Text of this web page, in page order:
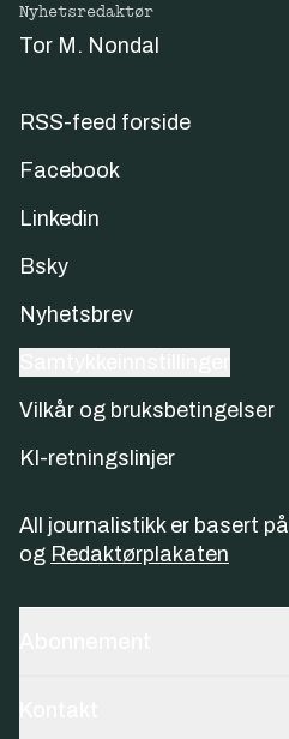
Nyhetsredaktør
Tor M. Nondal
RSS-feed forside
Facebook
Linkedin
Bsky
Nyhetsbrev
Vilkår og bruksbetingelser
KI-retningslinjer
All journalistikk er basert på
og Redaktørplakaten